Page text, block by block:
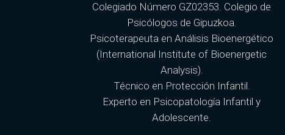
Colegiado Número GZ02353. Colegio de
Psicólogos de Gipuzkoa.
Psicoterapeuta en Análisis Bioenergético
(International Institute of Bioenergetic
Analysis).
Técnico en Protección Infantil.
Experto en Psicopatología Infantil y
Adolescente.